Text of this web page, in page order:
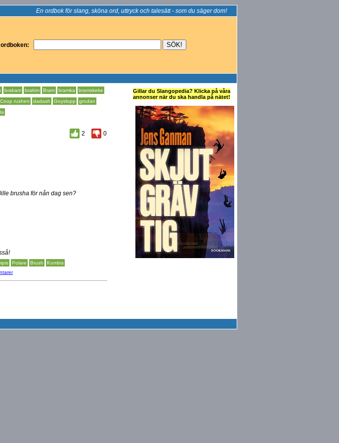
En ordbok för slang, sköna ord, uttryck och talesätt - som du säger dom!
brakam brakim Bram bramka
bramskeke
Coop rushen dadash Goyslopp
grodan
2
0
brusha för nån dag sen?
Polare Brush
Kombis
Gillar du Slangopedia? Klicka på våra
annonser när du ska handla på nätet!